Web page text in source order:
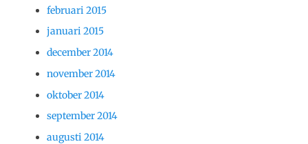
februari 2015
januari 2015
december 2014
november 2014
oktober 2014
september 2014
augusti 2014